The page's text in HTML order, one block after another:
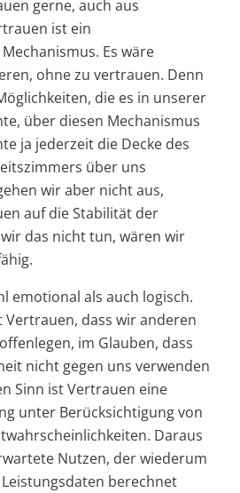
gerne, auch aus
ist ein
Es wäre
ohne zu vertrauen. Denn
die es in unserer
über diesen Mechanismus
ja jederzeit die Decke des
über uns
wir aber nicht aus,
auf die Stabilität der
das nicht tun, wären wir
emotional als auch logisch.
dass wir anderen
im Glauben, dass
nicht gegen uns verwenden
Sinn ist Vertrauen eine
unter Berücksichtigung von
Daraus
Nutzen, der wiederum
berechnet